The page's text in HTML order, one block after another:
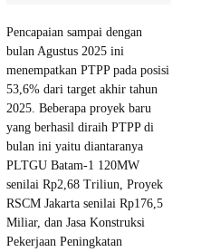
Pencapaian sampai dengan
bulan Agustus 2025 ini
menempatkan PTPP pada posisi
53,6% dari target akhir tahun
2025. Beberapa proyek baru
yang berhasil diraih PTPP di
bulan ini yaitu diantaranya
PLTGU Batam-1 120MW
senilai Rp2,68 Triliun, Proyek
RSCM Jakarta senilai Rp176,5
Miliar, dan Jasa Konstruksi
Pekerjaan Peningkatan